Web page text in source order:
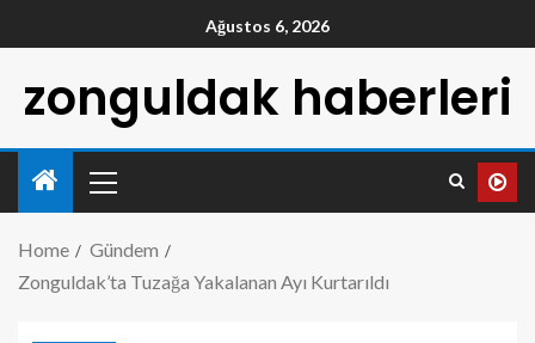
Ağustos 6, 2026
zonguldak haberleri
Home
Gündem
Zonguldak’ta Tuzağa Yakalanan Ayı Kurtarıldı